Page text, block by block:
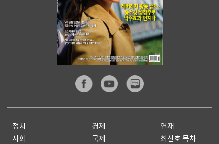
정치 경제
연재
사회
국제 최신호 목차